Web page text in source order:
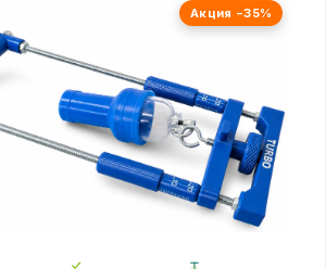
Акция −35%